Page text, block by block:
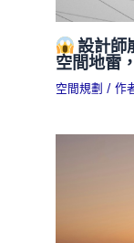
設計師
空間地雷
空間規劃 / 作